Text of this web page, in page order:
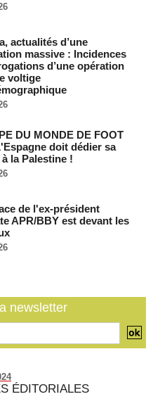
tuées dans une fusillade de
un deuxième pétrolier
un deuxième pétrolier
la CEDEAO sabote la
unique
prêt de 220,71 milliards de
accords de financement
apparait comme la
régionale (Carlos
de profits d’avoirs russes
actualités d’une
massive : Incidences
d’une opération
voltige
DU MONDE DE FOOT
doit dédier sa
la Palestine !
de l'ex-président
APR/BBY est devant les
newsletter
ÉDITORIALES